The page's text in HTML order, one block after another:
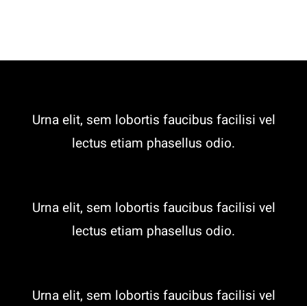
Urna elit, sem lobortis faucibus facilisi vel
lectus etiam phasellus odio.
Urna elit, sem lobortis faucibus facilisi vel
lectus etiam phasellus odio.
Urna elit, sem lobortis faucibus facilisi vel